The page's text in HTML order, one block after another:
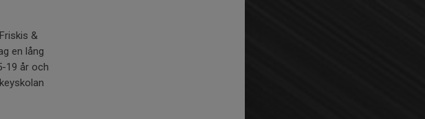
&
en lång
19 år och